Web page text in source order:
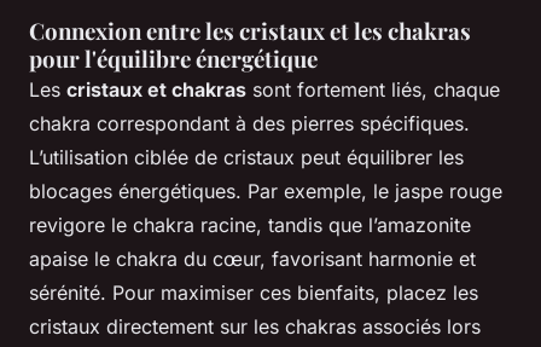
Connexion entre les cristaux et les chakras
pour l'équilibre énergétique
Les cristaux et chakras sont fortement liés, chaque
chakra correspondant à des pierres spécifiques.
L’utilisation ciblée de cristaux peut équilibrer les
blocages énergétiques. Par exemple, le jaspe rouge
revigore le chakra racine, tandis que l’amazonite
apaise le chakra du cœur, favorisant harmonie et
sérénité. Pour maximiser ces bienfaits, placez les
cristaux directement sur les chakras associés lors